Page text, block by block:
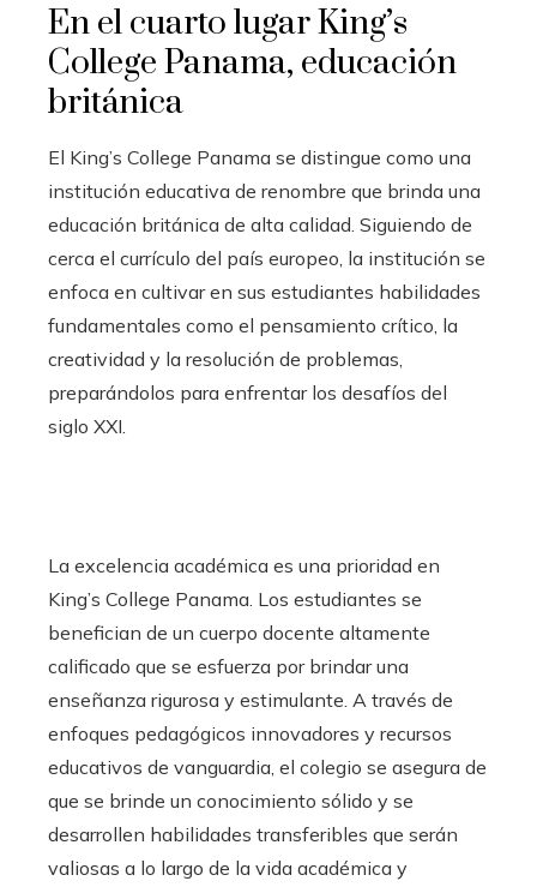
En el cuarto lugarKing’s
College Panama, educación
británica
El King’s College Panama se distingue como una
institución educativa de renombre que brinda una
educación británica de alta calidad. Siguiendo de
cerca el currículo del país europeo, la institución se
enfoca en cultivar en sus estudiantes habilidades
fundamentales como el pensamiento crítico, la
creatividad y la resolución de problemas,
preparándolos para enfrentar los desafíos del
siglo XXI.
La excelencia académica es una prioridad en
King’s College Panama. Los estudiantes se
benefician de un cuerpo docente altamente
calificado que se esfuerza por brindar una
enseñanza rigurosa y estimulante. A través de
enfoques pedagógicos innovadores y recursos
educativos de vanguardia, el colegio se asegura de
que se brinde un conocimiento sólido y se
desarrollen habilidades transferibles que serán
valiosas a lo largo de la vida académica y